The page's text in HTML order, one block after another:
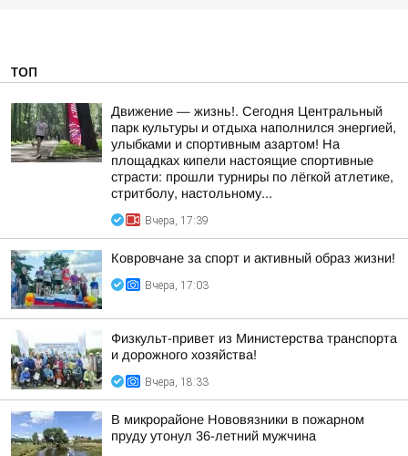
ТОП
Движение — жизнь!. Сегодня Центральный
парк культуры и отдыха наполнился энергией,
улыбками и спортивным азартом! На
площадках кипели настоящие спортивные
страсти: прошли турниры по лёгкой атлетике,
стритболу, настольному...
Вчера, 17:39
Ковровчане за спорт и активный образ жизни!
Вчера, 17:03
Физкульт-привет из Министерства транспорта
и дорожного хозяйства!
Вчера, 18:33
В микрорайоне Нововязники в пожарном
пруду утонул 36-летний мужчина